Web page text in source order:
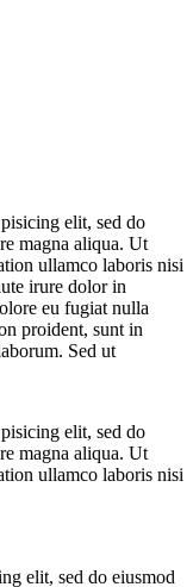
elit, sed do
magna aliqua. Ut
ullamco laboris nisi
irure dolor in
eu fugiat nulla
proident, sunt in
Sed ut
elit, sed do
magna aliqua. Ut
ullamco laboris nisi
elit, sed do eiusmod